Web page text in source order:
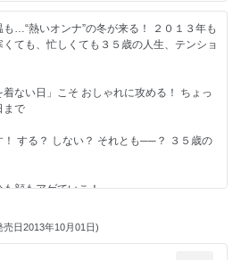
…“熱いオンナ”の冬が来る！ ２０１３年も
ても、忙しくても３５歳の人生、テンショ
ない日」こそ おしゃれに攻める！ ちょっ
まで
する？ しない？ それとも──？ ３５歳の
顔もアゲていこ！
い 働くいい女の「贈り物」ＢＯＯＫ
売日2013年10月01日)